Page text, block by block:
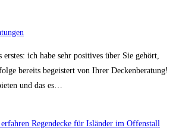
ich habe sehr positives über Sie gehört,
bereits begeistert von Ihrer Deckenberatung!
und das es…